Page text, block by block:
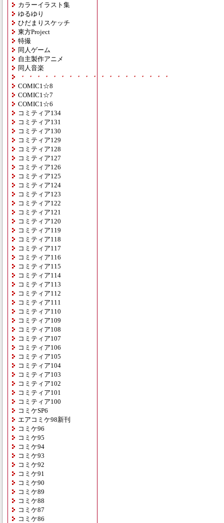
カラーイラスト集
ゆるゆり
ひだまりスケッチ
東方Project
特撮
同人ゲーム
自主製作アニメ
同人音楽
・・・・・・・・・・・・・・・・・・・
COMIC1☆8
COMIC1☆7
COMIC1☆6
コミティア134
コミティア131
コミティア130
コミティア129
コミティア128
コミティア127
コミティア126
コミティア125
コミティア124
コミティア123
コミティア122
コミティア121
コミティア120
コミティア119
コミティア118
コミティア117
コミティア116
コミティア115
コミティア114
コミティア113
コミティア112
コミティア111
コミティア110
コミティア109
コミティア108
コミティア107
コミティア106
コミティア105
コミティア104
コミティア103
コミティア102
コミティア101
コミティア100
コミケSP6
エアコミケ98新刊
コミケ96
コミケ95
コミケ94
コミケ93
コミケ92
コミケ91
コミケ90
コミケ89
コミケ88
コミケ87
コミケ86